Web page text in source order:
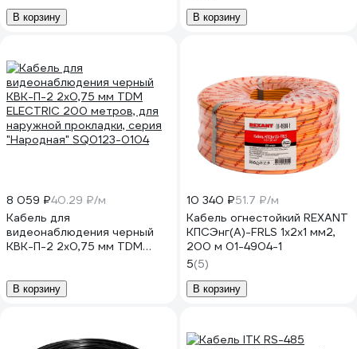
В корзину В корзину
8 059 ₽40.29 ₽/м
Кабель для
видеонаблюдения черный
КВК-П-2 2х0,75 мм TDM
"Народная" SQ0123-0104
В корзину
10 340 ₽51.7 ₽/м
Кабель огнестойкий REXANT
КПСЭнг(А)-FRLS 1x2x1 мм2,
200 м 01-4904-1
5(5)
В корзину